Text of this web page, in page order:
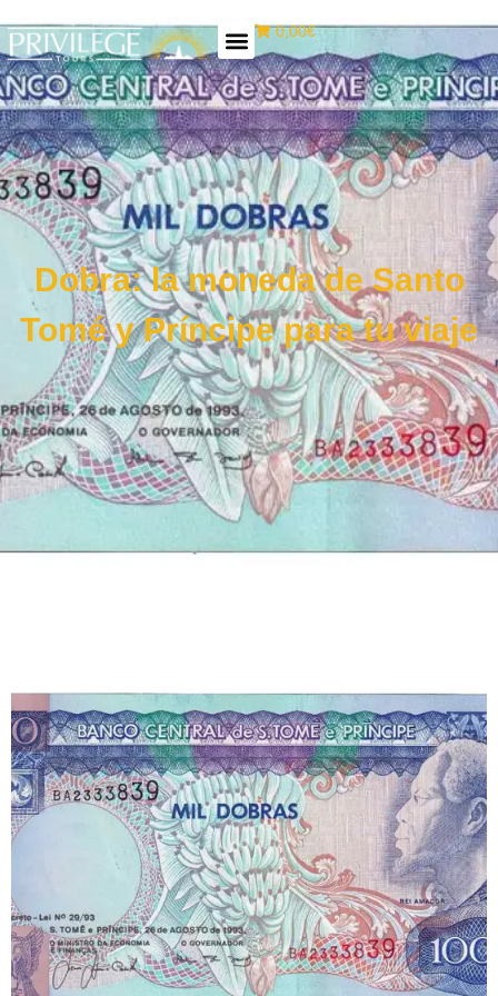
0,00€
Dobra: la moneda de Santo
Tomé y Príncipe para tu viaje